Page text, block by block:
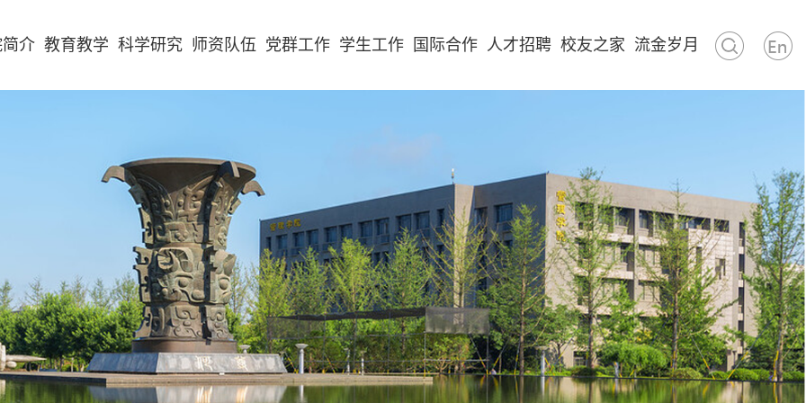
介 教育教学 科学研究 师资队伍 党群工作 学生工作 国际合作 人才招聘 校友之家 流金岁月